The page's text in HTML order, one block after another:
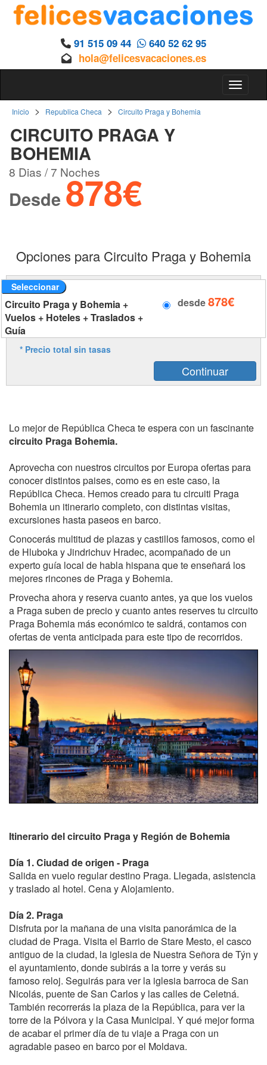
91 515 09 44
640 52 62 95
hola@felicesvacaciones.es
Inicio > Republica Checa > Circuito Praga y Bohemia
CIRCUITO PRAGA Y
BOHEMIA
8 Dias / 7 Noches
Desde 878€
Opciones para Circuito Praga y Bohemia
Seleccionar
Circuito Praga y Bohemia +
Vuelos + Hoteles + Traslados +
Guía
desde878€
* Precio total sin tasas
Lo mejor de República Checa te espera con un fascinante
circuito Praga Bohemia.
Aprovecha con nuestros circuitos por Europa ofertas para
conocer distintos paises, como es en este caso, la
República Checa. Hemos creado para tu circuiti Praga
Bohemia un itinerario completo, con distintas visitas,
excursiones hasta paseos en barco.
Conocerás multitud de plazas y castillos famosos, como el
de Hluboka y Jindrichuv Hradec, acompañado de un
experto guía local de habla hispana que te enseñará los
mejores rincones de Praga y Bohemia.
Provecha ahora y reserva cuanto antes, ya que los vuelos
a Praga suben de precio y cuanto antes reserves tu circuito
Praga Bohemia más económico te saldrá, contamos con
ofertas de venta anticipada para este tipo de recorridos.
Itinerario del circuito Praga y Región de Bohemia
Día 1. Ciudad de origen - Praga
Salida en vuelo regular destino Praga. Llegada, asistencia
y traslado al hotel. Cena y Alojamiento.
Día 2. Praga
Disfruta por la mañana de una visita panorámica de la
ciudad de Praga. Visita el Barrio de Stare Mesto, el casco
antiguo de la ciudad, la iglesia de Nuestra Señora de Týn y
el ayuntamiento, donde subirás a la torre y verás su
famoso reloj. Seguirás para ver la iglesia barroca de San
Nicolás, puente de San Carlos y las calles de Celetná.
También recorrerás la plaza de la República, para ver la
torre de la Pólvora y la Casa Municipal. Y qué mejor forma
de acabar el primer día de tu viaje a Praga con un
agradable paseo en barco por el Moldava.